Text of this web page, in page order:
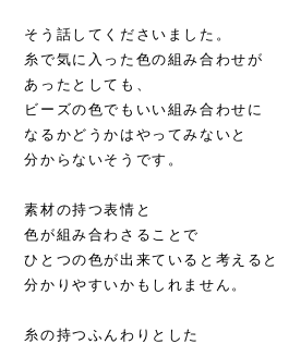
そう話してくださいました。
糸で気に入った色の組み合わせが
あったとしても、
ビーズの色でもいい組み合わせに
なるかどうかはやってみないと
分からないそうです。
素材の持つ表情と
色が組み合わさることで
ひとつの色が出来ていると考えると
分かりやすいかもしれません。
糸の持つふんわりとした